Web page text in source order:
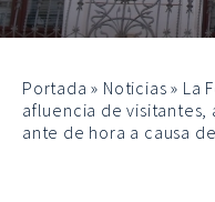
Portada » Noticias » La
afluencia de visitantes,
ante de hora a causa